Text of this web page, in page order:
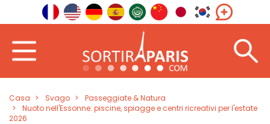
Casa Svago
Passeggiate & Natura
Nuoto nell'Essonne: piscine, spiagge e centri ricreativi per l'estate
2026